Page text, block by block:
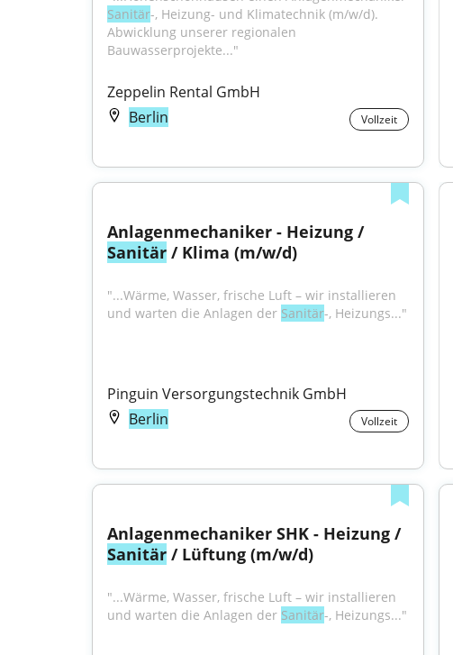
Sanitär-, Heizung- und Klimatechnik (m/w/d).
Abwicklung unserer regionalen
Bauwasserprojekte..."
Zeppelin Rental GmbH
Berlin
Vollzeit
Anlagenmechaniker - Heizung /
Sanitär / Klima (m/w/d)
"...Wärme, Wasser, frische Luft – wir installieren
und warten die Anlagen der Sanitär-, Heizungs..."
Pinguin Versorgungstechnik GmbH
Berlin
Vollzeit
Anlagenmechaniker SHK - Heizung /
Sanitär / Lüftung (m/w/d)
"...Wärme, Wasser, frische Luft – wir installieren
und warten die Anlagen der Sanitär-, Heizungs..."